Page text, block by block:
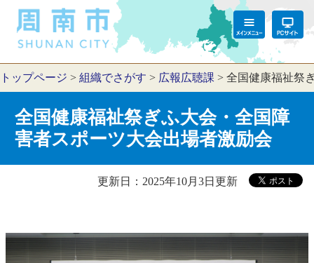
トップページ > 組織でさがす > 広報広聴課 > 全国健康福祉祭
全国健康福祉祭ぎふ大会・全国障
害者スポーツ大会出場者激励会
更新日：2025年10月3日更新